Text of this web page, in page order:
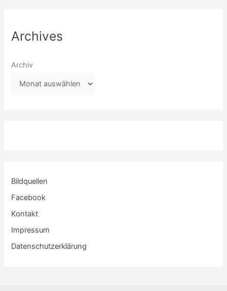
Archives
Archiv
Bildquellen
Facebook
Kontakt
Impressum
Datenschutzerklärung